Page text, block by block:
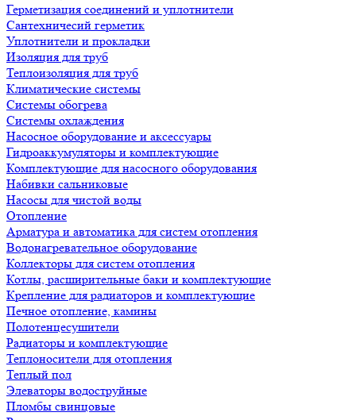
Герметизация соединений и уплотнители
Сантехничесий герметик
Уплотнители и прокладки
Изоляция для труб
Теплоизоляция для труб
Климатические системы
Системы обогрева
Системы охлаждения
Насосное оборудование и аксессуары
Гидроаккумуляторы и комплектующие
Комплектующие для насосного оборудования
Набивки сальниковые
Насосы для чистой воды
Отопление
Арматура и автоматика для систем отопления
Водонагревательное оборудование
Коллекторы для систем отопления
Котлы, расширительные баки и комплектующие
Крепление для радиаторов и комплектующие
Печное отопление, камины
Полотенцесушители
Радиаторы и комплектующие
Теплоносители для отопления
Теплый пол
Элеваторы водоструйные
Пломбы свинцовые